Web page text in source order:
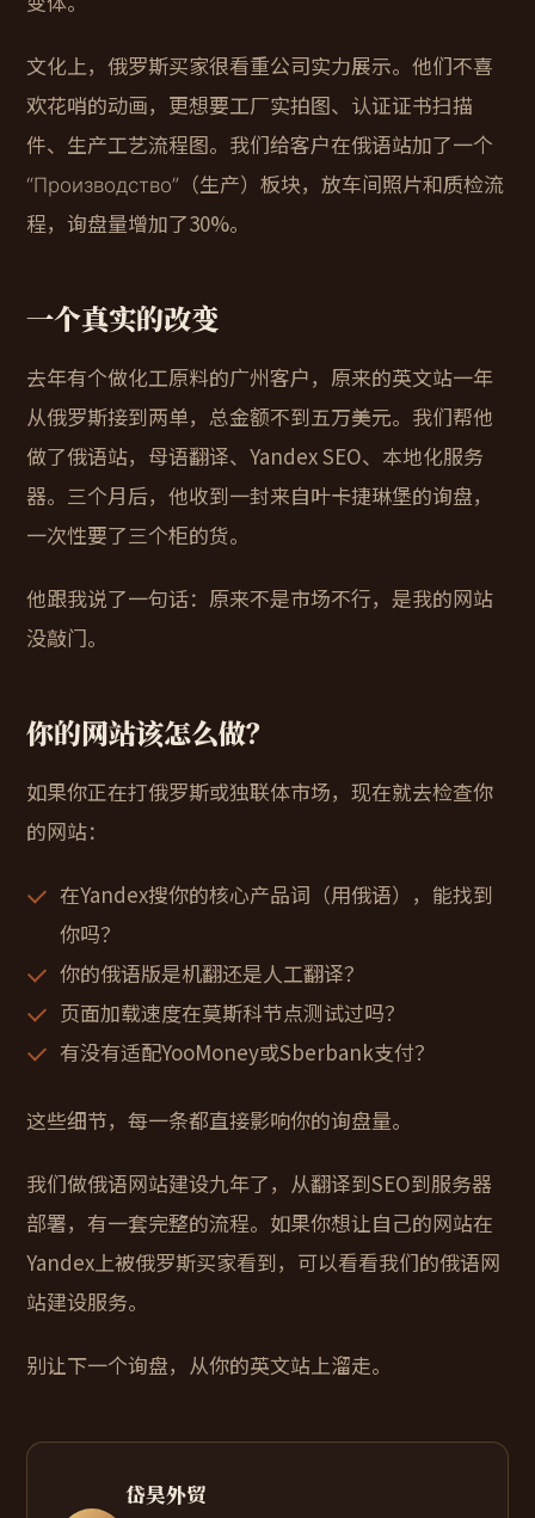
文化上，俄罗斯买家很看重公司实力展示。他们不喜
欢花哨的动画，更想要工厂实拍图、认证证书扫描
件、生产工艺流程图。我们给客户在俄语站加了一个
“Производство”（生产）板块，放车间照片和质检流
程，询盘量增加了30%。
一个真实的改变
去年有个做化工原料的广州客户，原来的英文站一年
从俄罗斯接到两单，总金额不到五万美元。我们帮他
做了俄语站，母语翻译、Yandex SEO、本地化服务
器。三个月后，他收到一封来自叶卡捷琳堡的询盘，
一次性要了三个柜的货。
他跟我说了一句话：原来不是市场不行，是我的网站
没敲门。
你的网站该怎么做？
如果你正在打俄罗斯或独联体市场，现在就去检查你
的网站：
在Yandex搜你的核心产品词（用俄语），能找到
你吗？
你的俄语版是机翻还是人工翻译？
页面加载速度在莫斯科节点测试过吗？
有没有适配YooMoney或Sberbank支付？
这些细节，每一条都直接影响你的询盘量。
我们做俄语网站建设九年了，从翻译到SEO到服务器
部署，有一套完整的流程。如果你想让自己的网站在
Yandex上被俄罗斯买家看到，可以看看我们的俄语网
站建设服务。
别让下一个询盘，从你的英文站上溜走。
岱昊外贸